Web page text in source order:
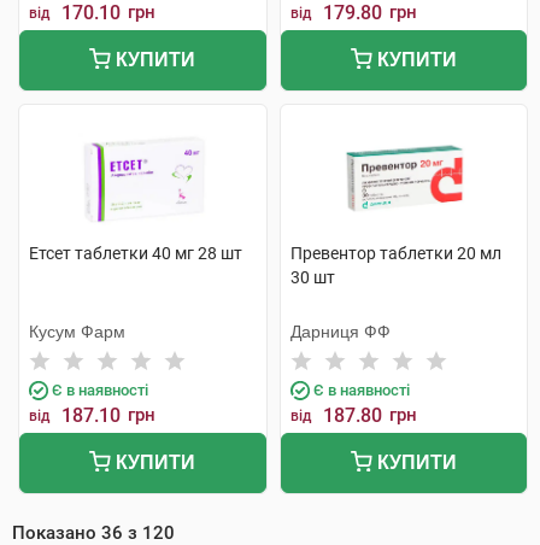
від 170.10 грн
КУПИТИ
від 179.80 грн
КУПИТИ
Етсет таблетки 40 мг 28 шт
Кусум Фарм
Є в наявності
від 187.10 грн
КУПИТИ
Превентор таблетки 20 мл
30 шт
Дарниця ФФ
Є в наявності
від 187.80 грн
КУПИТИ
Показано 36 з 120